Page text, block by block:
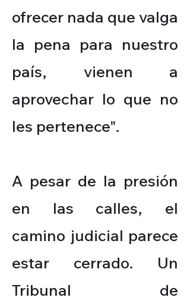
ofrecer nada que valga
la pena para nuestro
país, vienen a
aprovechar lo que no
les pertenece".
A pesar de la presión
en las calles, el
camino judicial parece
estar cerrado. Un
Tribunal de